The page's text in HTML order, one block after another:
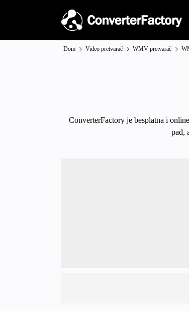
Dom Video pretvarač WMV pretvarač
ConverterFactory je besplatna i
pad,